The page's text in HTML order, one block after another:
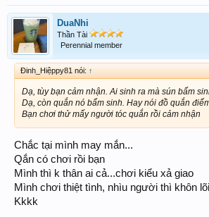
DuaNhi
Thần Tài
Perennial member
Đinh_Hiệppy81 nói: ↑
Dạ, tùy bạn cảm nhận. Ai sinh ra mà sún bẩm
Dạ, còn quắn nó bẩm sinh. Hay nói đồ quắn
Bạn chơi thử mấy người tóc quắn rồi cảm nhận
Chắc tại mình may mắn...
Qắn có chơi rồi bạn
Mình thì k thân ai cả...chơi kiểu xả giao
Mình chơi thiệt tình, nhìu người thì khôn
Kkkk